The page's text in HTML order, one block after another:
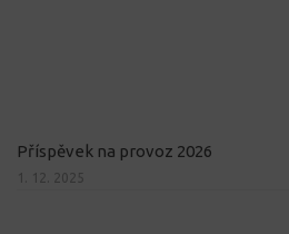
Příspěvek na provoz 2026
1. 12. 2025